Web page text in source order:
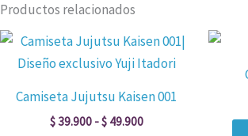
Productos relacionados
Camiseta Jujutsu Kaisen 001
$39.900 -$49.900
Rango
precios:
$ 39.900
$ 49.900
Este
producto
múltiples